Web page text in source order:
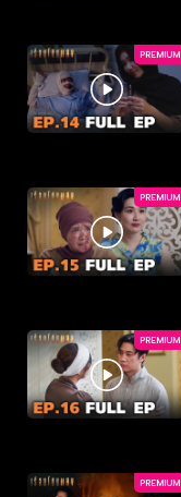
PREMIUM
PREMIUM
PREMIUM
PREMIUM